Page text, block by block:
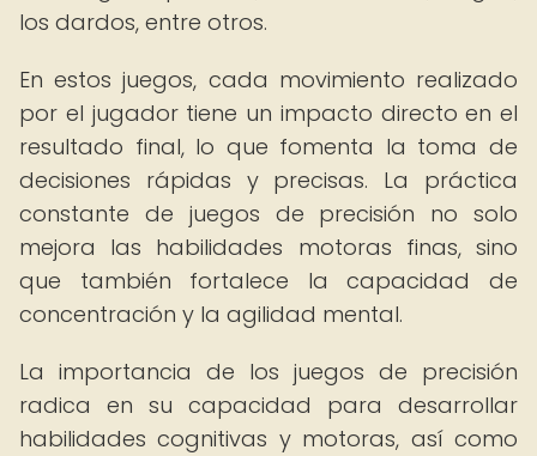
los dardos, entre otros.
En estos juegos, cada movimiento realizado
por el jugador tiene un impacto directo en el
resultado final, lo que fomenta la toma de
decisiones rápidas y precisas. La práctica
constante de juegos de precisión no solo
mejora las habilidades motoras finas, sino
que también fortalece la capacidad de
concentración y la agilidad mental.
La importancia de los juegos de precisión
radica en su capacidad para desarrollar
habilidades cognitivas y motoras, así como